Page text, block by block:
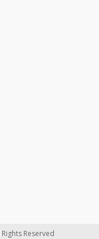
Reserved